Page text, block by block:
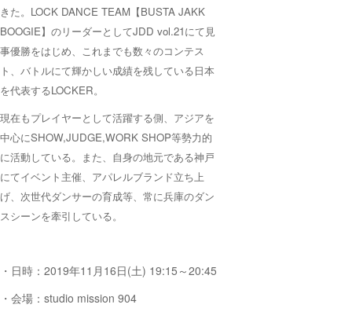
きた。LOCK DANCE TEAM【BUSTA JAKK
BOOGIE】のリーダーとしてJDD vol.21にて見
事優勝をはじめ、これまでも数々のコンテス
ト、バトルにて輝かしい成績を残している日本
を代表するLOCKER。
現在もプレイヤーとして活躍する側、アジアを
中心にSHOW,JUDGE,WORK SHOP等勢力的
に活動している。また、自身の地元である神戸
にてイベント主催、アパレルブランド立ち上
げ、次世代ダンサーの育成等、常に兵庫のダン
スシーンを牽引している。
・日時：2019年11月16日(土) 19:15～20:45
・会場：studio mission 904